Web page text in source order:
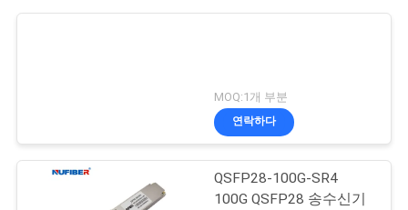
MOQ:1개 부분
연락하다
QSFP28-100G-SR4
100G QSFP28 송수신기